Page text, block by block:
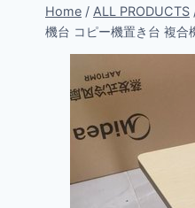
Home / ALL PRODUCTS
機台 コピー機置き台 複